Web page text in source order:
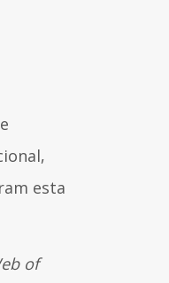
esta
of